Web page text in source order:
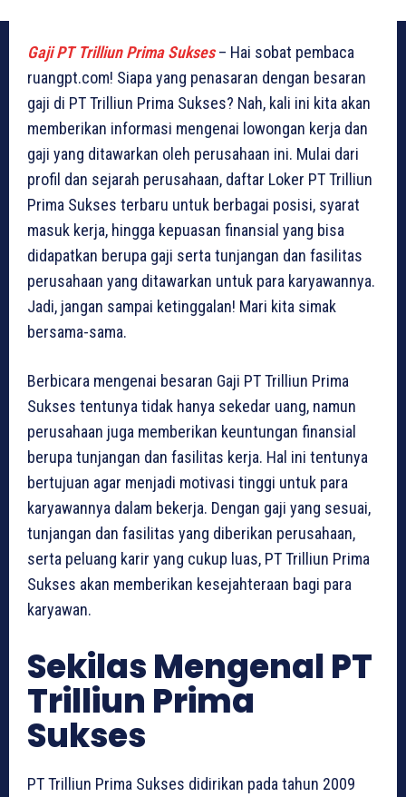
Gaji PT Trilliun Prima Sukses– Hai sobat pembaca
ruangpt.com! Siapa yang penasaran dengan besaran
gaji di PT Trilliun Prima Sukses? Nah, kali ini kita akan
memberikan informasi mengenai lowongan kerja dan
gaji yang ditawarkan oleh perusahaan ini. Mulai dari
profil dan sejarah perusahaan, daftar Loker PT Trilliun
Prima Sukses terbaru untuk berbagai posisi, syarat
masuk kerja, hingga kepuasan finansial yang bisa
didapatkan berupa gaji serta tunjangan dan fasilitas
perusahaan yang ditawarkan untuk para karyawannya.
Jadi, jangan sampai ketinggalan! Mari kita simak
bersama-sama.
Berbicara mengenai besaran Gaji PT Trilliun Prima
Sukses tentunya tidak hanya sekedar uang, namun
perusahaan juga memberikan keuntungan finansial
berupa tunjangan dan fasilitas kerja. Hal ini tentunya
bertujuan agar menjadi motivasi tinggi untuk para
karyawannya dalam bekerja. Dengan gaji yang sesuai,
tunjangan dan fasilitas yang diberikan perusahaan,
serta peluang karir yang cukup luas, PT Trilliun Prima
Sukses akan memberikan kesejahteraan bagi para
karyawan.
Sekilas Mengenal PT
Trilliun Prima
Sukses
PT Trilliun Prima Sukses didirikan pada tahun 2009